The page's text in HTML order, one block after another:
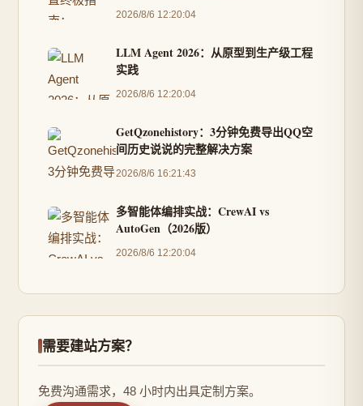
2026/8/6 12:20:04
LLM Agent 2026：从原型到生产级工程
实践
2026/8/6 12:20:04
GetQzonehistory：3分钟免费导出QQ空
间历史说说的完整解决方案
2026/8/6 16:21:43
多智能体编排实战：CrewAI vs
AutoGen（2026版）
2026/8/6 12:20:04
需要建站方案？
免费沟通需求，48 小时内出具定制方案。